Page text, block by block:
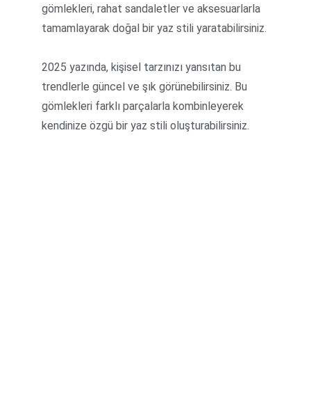
gömlekleri, rahat sandaletler ve aksesuarlarla
tamamlayarak doğal bir yaz stili yaratabilirsiniz.
2025 yazında, kişisel tarzınızı yansıtan bu
trendlerle güncel ve şık görünebilirsiniz. Bu
gömlekleri farklı parçalarla kombinleyerek
kendinize özgü bir yaz stili oluşturabilirsiniz.